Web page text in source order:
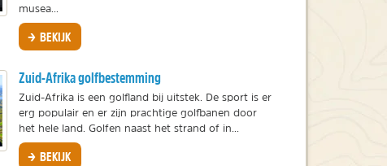
musea...
BEKIJK
Zuid-Afrika golfbestemming
Zuid-Afrika is een golfland bij uitstek. De sport is er
erg populair en er zijn prachtige golfbanen door
het hele land. Golfen naast het strand of in...
BEKIJK